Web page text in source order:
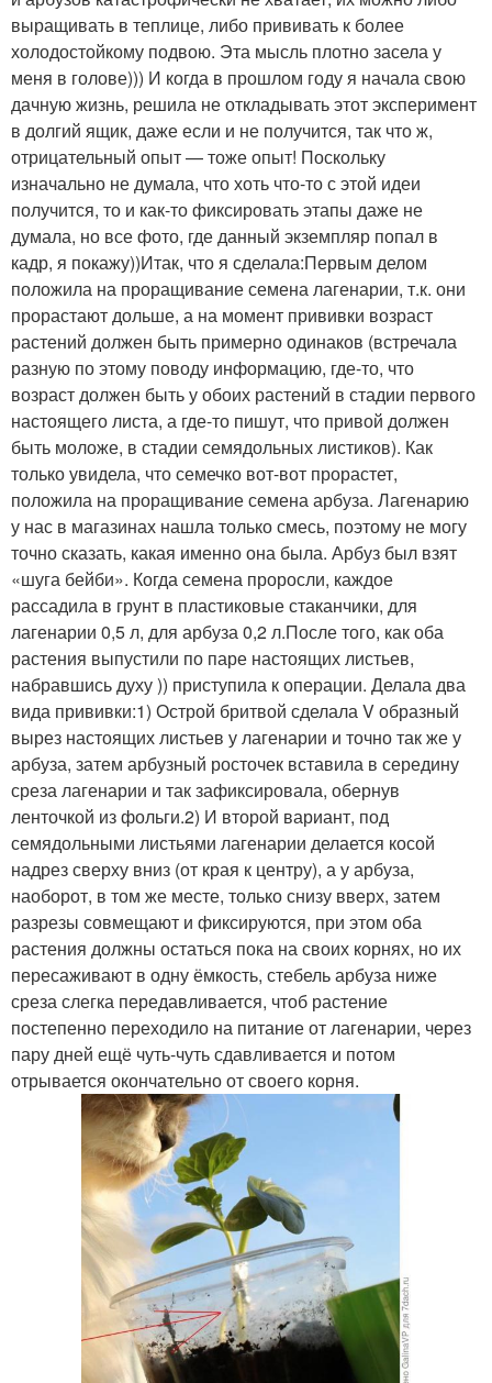
выращивать в теплице, либо прививать к более
холодостойкому подвою. Эта мысль плотно засела у
меня в голове))) И когда в прошлом году я начала свою
дачную жизнь, решила не откладывать этот эксперимент
в долгий ящик, даже если и не получится, так что ж,
отрицательный опыт — тоже опыт! Поскольку
изначально не думала, что хоть что-то с этой идеи
получится, то и как-то фиксировать этапы даже не
думала, но все фото, где данный экземпляр попал в
кадр, я покажу))Итак, что я сделала:Первым делом
положила на проращивание семена лагенарии, т.к. они
прорастают дольше, а на момент прививки возраст
растений должен быть примерно одинаков (встречала
разную по этому поводу информацию, где-то, что
возраст должен быть у обоих растений в стадии первого
настоящего листа, а где-то пишут, что привой должен
быть моложе, в стадии семядольных листиков). Как
только увидела, что семечко вот-вот прорастет,
положила на проращивание семена арбуза. Лагенарию
у нас в магазинах нашла только смесь, поэтому не могу
точно сказать, какая именно она была. Арбуз был взят
«шуга бейби». Когда семена проросли, каждое
рассадила в грунт в пластиковые стаканчики, для
лагенарии 0,5 л, для арбуза 0,2 л.После того, как оба
растения выпустили по паре настоящих листьев,
набравшись духу )) приступила к операции. Делала два
вида прививки:1) Острой бритвой сделала V образный
вырез настоящих листьев у лагенарии и точно так же у
арбуза, затем арбузный росточек вставила в середину
среза лагенарии и так зафиксировала, обернув
ленточкой из фольги.2) И второй вариант, под
семядольными листьями лагенарии делается косой
надрез сверху вниз (от края к центру), а у арбуза,
наоборот, в том же месте, только снизу вверх, затем
разрезы совмещают и фиксируются, при этом оба
растения должны остаться пока на своих корнях, но их
пересаживают в одну ёмкость, стебель арбуза ниже
среза слегка передавливается, чтоб растение
постепенно переходило на питание от лагенарии, через
пару дней ещё чуть-чуть сдавливается и потом
отрывается окончательно от своего корня.